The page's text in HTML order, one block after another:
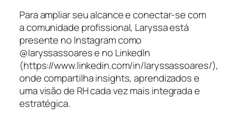
Para ampliar seu alcance e conectar-se com
a comunidade profissional, Laryssa está
presente no Instagram como
@laryssassoares e no LinkedIn
(https://www.linkedin.com/in/laryssassoares/),
onde compartilha insights, aprendizados e
uma visão de RH cada vez mais integrada e
estratégica.